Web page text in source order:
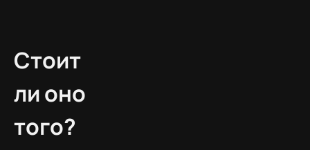
Стоит
ли оно
того?